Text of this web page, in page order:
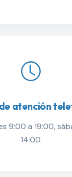
atención
9:00 a 19:00,
14:00.